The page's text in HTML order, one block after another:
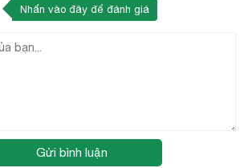
Nhấn vào đây để đánh giá
Gửi bình luận